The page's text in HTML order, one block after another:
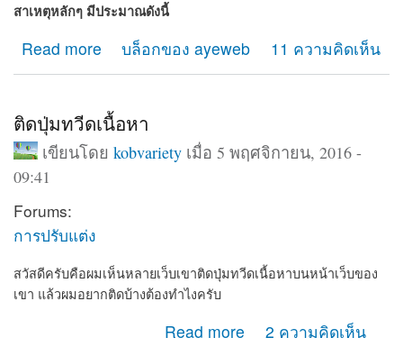
สาเหตุหลักๆ มีประมาณดังนี้
Read more
about แฟนเพจ Facebook โดน Hack ติดต่อทีมงาน
Facebook อย่างไร
บล็อกของ ayeweb 11 ความคิดเห็น
ติดปุ่มทวีดเนื้อหา
เขียนโดย kobvarietyเมื่อ 5 พฤศจิกายน, 2016 -
09:41
Forums:
การปรับแต่ง
สวัสดีครับคือผมเห็นหลายเว็บเขาติดปุ่มทวีดเนื้อหาบนหน้าเว็บของ
เขา แล้วผมอยากติดบ้างต้องทำไงครับ
Read more 2 ความคิดเห็น